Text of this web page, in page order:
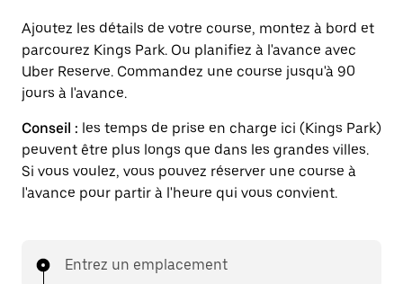
Ajoutez les détails de votre course, montez à bord et
parcourez Kings Park. Ou planifiez à l'avance avec
Uber Reserve. Commandez une course jusqu'à 90
jours à l'avance.
Conseil : les temps de prise en charge ici (Kings Park)
peuvent être plus longs que dans les grandes villes.
Si vous voulez, vous pouvez réserver une course à
l'avance pour partir à l'heure qui vous convient.
Entrez un emplacement